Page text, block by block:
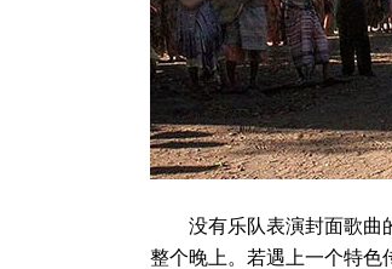
没有乐队表演封面歌曲的
整个晚上。若遇上一个特色